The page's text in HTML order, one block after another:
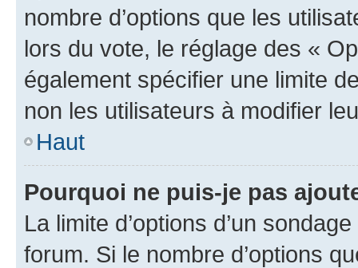
nombre d’options que les
lors du vote, le réglage des «
également spécifier une limite
non les utilisateurs à modifier
Haut
Pourquoi ne puis-je pas
La limite d’options d’un
forum. Si le nombre d’options